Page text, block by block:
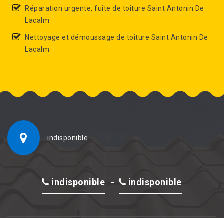
Réparation urgente, fuite de toiture Saint Antonin De
Lacalm
Nettoyage et démoussage de toiture Saint Antonin De
Lacalm
indisponible
indisponible - indisponible